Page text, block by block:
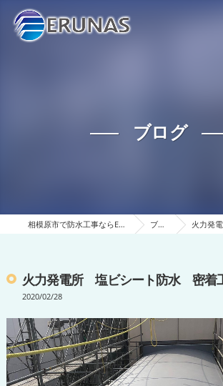
ブログ
相模原市で防水工事ならERUNAS ブログ 火力発電
火力発電所 塩ビシート防水 密着
2020/02/28